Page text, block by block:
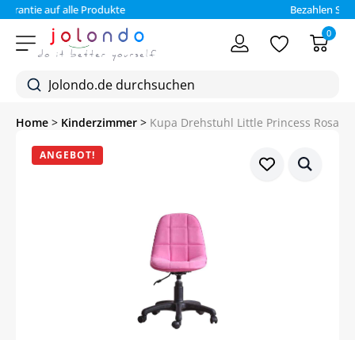
Bezahlen Sie auf Rechnung (30 Tage)
0
Home > Kinderzimmer > Kupa Drehstuhl Little Princess Rosa
ANGEBOT!